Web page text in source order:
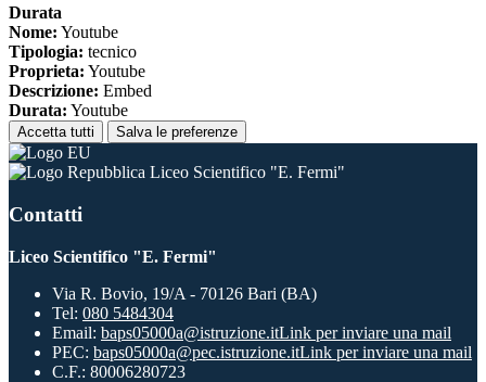
Durata
Nome: Youtube
Tipologia: tecnico
Proprieta: Youtube
Descrizione: Embed
Durata: Youtube
Accetta tutti Salva le preferenze
Liceo Scientifico "E. Fermi"
Contatti
Liceo Scientifico "E. Fermi"
Via R. Bovio, 19/A - 70126 Bari (BA)
Tel: 080 5484304
Email: baps05000a@istruzione.itLink per inviare una mail
PEC: baps05000a@pec.istruzione.itLink per inviare una mail
C.F.: 80006280723